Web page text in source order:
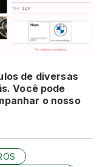
de diversas
Você pode
o nosso